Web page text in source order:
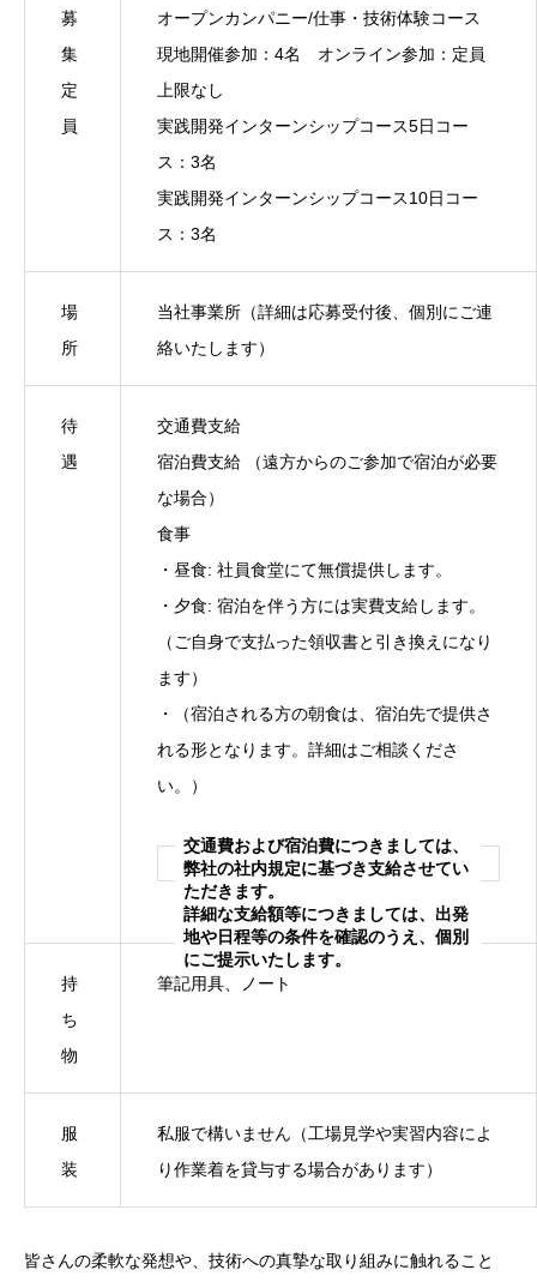
募
集
定
員
オープンカンパニー/仕事・技術体験コース
現地開催参加：4名 オンライン参加：定員
上限なし
実践開発インターンシップコース5日コー
ス：3名
実践開発インターンシップコース10日コー
ス：3名
場
所
当社事業所（詳細は応募受付後、個別にご連
絡いたします）
待
遇
交通費支給
宿泊費支給 （遠方からのご参加で宿泊が必要
な場合）
食事
・昼食: 社員食堂にて無償提供します。
・夕食: 宿泊を伴う方には実費支給します。
（ご自身で支払った領収書と引き換えになり
ます）
・（宿泊される方の朝食は、宿泊先で提供さ
れる形となります。詳細はご相談くださ
い。）
交通費および宿泊費につきましては、
弊社の社内規定に基づき支給させてい
ただきます。
詳細な支給額等につきましては、出発
地や日程等の条件を確認のうえ、個別
にご提示いたします。
持
ち
物
筆記用具、ノート
服
装
私服で構いません（工場見学や実習内容によ
り作業着を貸与する場合があります）
皆さんの柔軟な発想や、技術への真摯な取り組みに触れること